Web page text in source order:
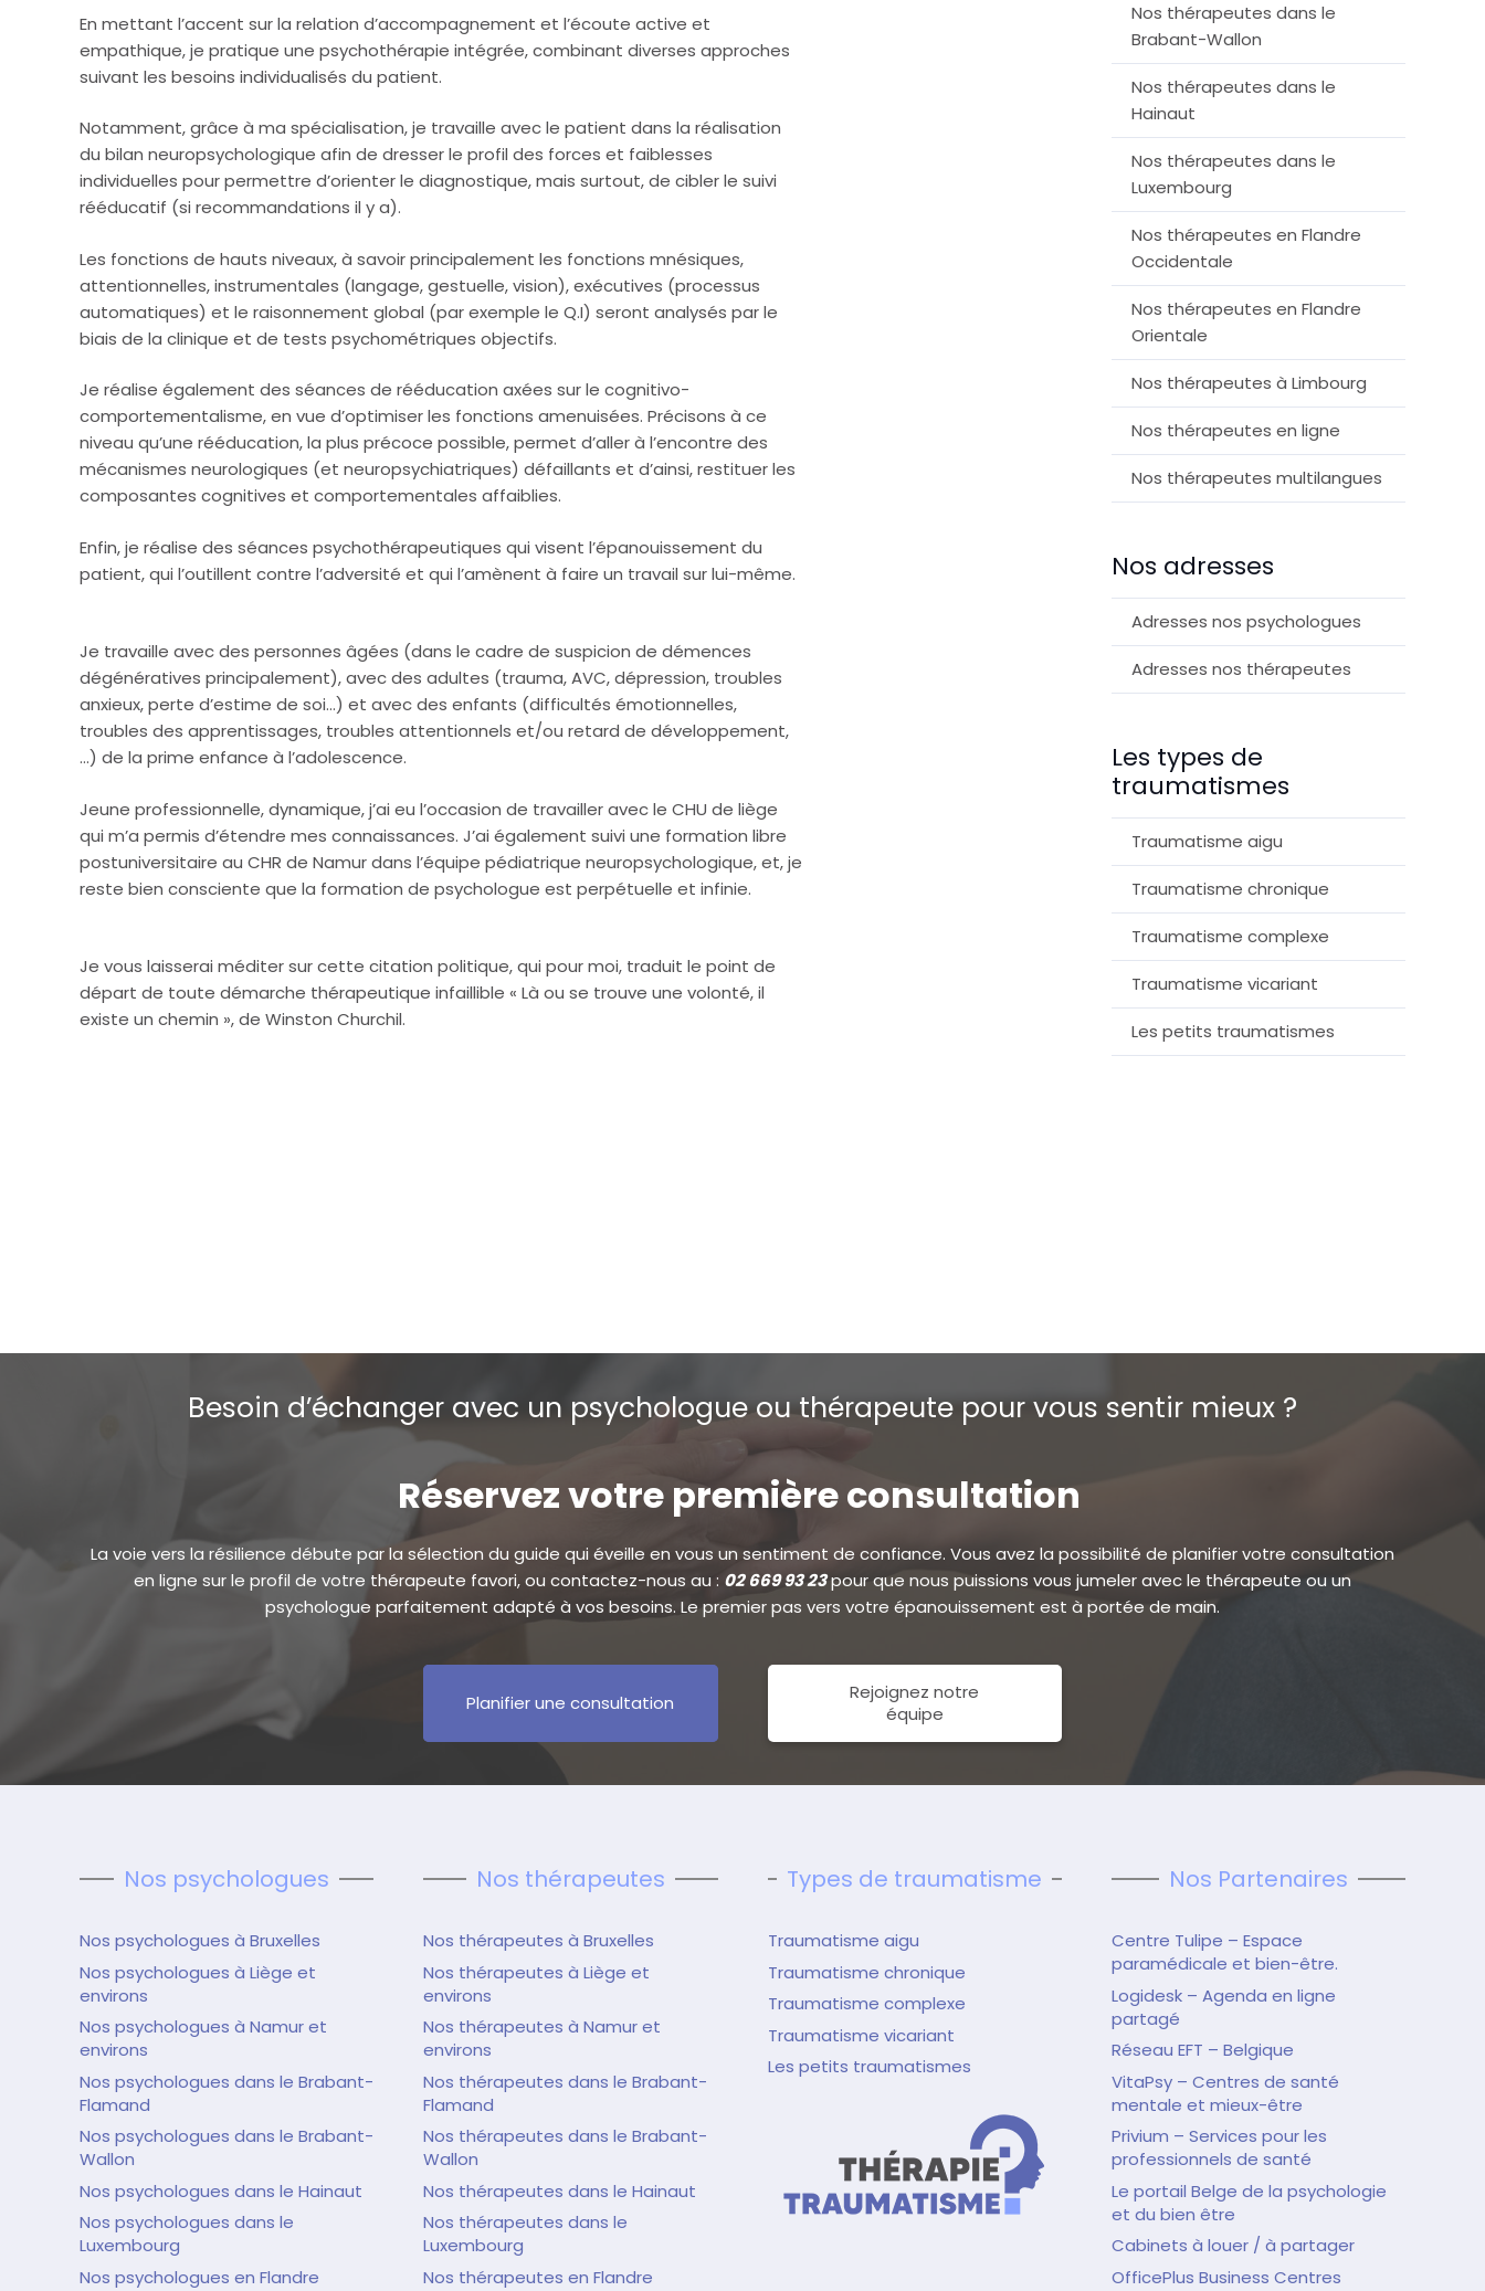
En mettant l’accent sur la relation d’accompagnement et l’écoute active et
empathique, je pratique une psychothérapie intégrée, combinant diverses approches
suivant les besoins individualisés du patient.
Notamment, grâce à ma spécialisation, je travaille avec le patient dans la réalisation
du bilan neuropsychologique afin de dresser le profil des forces et faiblesses
individuelles pour permettre d’orienter le diagnostique, mais surtout, de cibler le suivi
rééducatif (si recommandations il y a).
Les fonctions de hauts niveaux, à savoir principalement les fonctions mnésiques,
attentionnelles, instrumentales (langage, gestuelle, vision), exécutives (processus
automatiques) et le raisonnement global (par exemple le Q.I) seront analysés par le
biais de la clinique et de tests psychométriques objectifs.
Je réalise également des séances de rééducation axées sur le cognitivo-
comportementalisme, en vue d’optimiser les fonctions amenuisées. Précisons à ce
niveau qu’une rééducation, la plus précoce possible, permet d’aller à l’encontre des
mécanismes neurologiques (et neuropsychiatriques) défaillants et d’ainsi, restituer les
composantes cognitives et comportementales affaiblies.
Enfin, je réalise des séances psychothérapeutiques qui visent l’épanouissement du
patient, qui l’outillent contre l’adversité et qui l’amènent à faire un travail sur lui-même.
Je travaille avec des personnes âgées (dans le cadre de suspicion de démences
dégénératives principalement), avec des adultes (trauma, AVC, dépression, troubles
anxieux, perte d’estime de soi…) et avec des enfants (difficultés émotionnelles,
troubles des apprentissages, troubles attentionnels et/ou retard de développement,
…) de la prime enfance à l’adolescence.
Jeune professionnelle, dynamique, j’ai eu l’occasion de travailler avec le CHU de liège
qui m’a permis d’étendre mes connaissances. J’ai également suivi une formation libre
postuniversitaire au CHR de Namur dans l’équipe pédiatrique neuropsychologique, et, je
reste bien consciente que la formation de psychologue est perpétuelle et infinie.
Je vous laisserai méditer sur cette citation politique, qui pour moi, traduit le point de
départ de toute démarche thérapeutique infaillible « Là ou se trouve une volonté, il
existe un chemin », de Winston Churchil.
Nos thérapeutes dans le
Brabant-Wallon
Nos thérapeutes dans le
Hainaut
Nos thérapeutes dans le
Luxembourg
Nos thérapeutes en Flandre
Occidentale
Nos thérapeutes en Flandre
Orientale
Nos thérapeutes à Limbourg
Nos thérapeutes en ligne
Nos thérapeutes multilangues
Nos adresses
Adresses nos psychologues
Adresses nos thérapeutes
Les types de
traumatismes
Traumatisme aigu
Traumatisme chronique
Traumatisme complexe
Traumatisme vicariant
Les petits traumatismes
Besoin d’échanger avec un psychologue ou thérapeute pour vous sentir mieux ?
Réservez votre première consultation
La voie vers la résilience débute par la sélection du guide qui éveille en vous un sentiment de confiance. Vous avez la possibilité de planifier votre consultation
en ligne sur le profil de votre thérapeute favori, ou contactez-nous au : 02 669 93 23pour que nous puissions vous jumeler avec le thérapeute ou un
psychologue parfaitement adapté à vos besoins. Le premier pas vers votre épanouissement est à portée de main.
Planifier une consultation
Rejoignez notre
équipe
Nos psychologues
Nos psychologues à Bruxelles
Nos psychologues à Liège et
environs
Nos psychologues à Namur et
environs
Nos psychologues dans le Brabant-
Flamand
Nos psychologues dans le Brabant-
Wallon
Nos psychologues dans le Hainaut
Nos psychologues dans le
Luxembourg
Nos psychologues en Flandre
Nos thérapeutes
Nos thérapeutes à Bruxelles
Nos thérapeutes à Liège et
environs
Nos thérapeutes à Namur et
environs
Nos thérapeutes dans le Brabant-
Flamand
Nos thérapeutes dans le Brabant-
Wallon
Nos thérapeutes dans le Hainaut
Nos thérapeutes dans le
Luxembourg
Nos thérapeutes en Flandre
Types de traumatisme
Traumatisme aigu
Traumatisme chronique
Traumatisme complexe
Traumatisme vicariant
Les petits traumatismes
Nos Partenaires
Centre Tulipe – Espace
paramédicale et bien-être.
Logidesk – Agenda en ligne
partagé
Réseau EFT – Belgique
VitaPsy – Centres de santé
mentale et mieux-être
Privium – Services pour les
professionnels de santé
Le portail Belge de la psychologie
et du bien être
Cabinets à louer / à partager
OfficePlus Business Centres